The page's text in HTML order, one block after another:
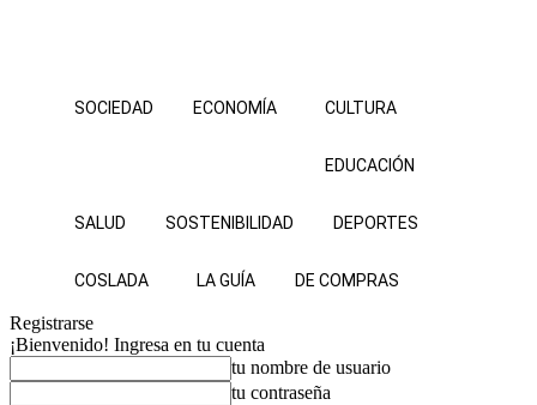
SOCIEDAD ECONOMÍA CULTURA
EDUCACIÓN
SALUD SOSTENIBILIDAD DEPORTES
COSLADA LA GUÍA DE COMPRAS
Registrarse
¡Bienvenido! Ingresa en tu cuenta
tu nombre de usuario
tu contraseña